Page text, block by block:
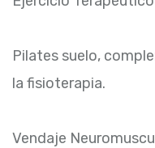
Pilates suelo,
la fisioterapia.
Vendaje